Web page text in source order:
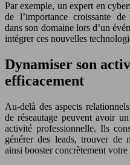
Par exemple, un expert en
de l’importance croissante de
dans son domaine lors d’un
intégrer ces nouvelles
Dynamiser son
efficacement
Au-delà des aspects
de réseautage peuvent avoir
activité professionnelle. Ils
générer des leads, trouver de
ainsi booster concrètement votre